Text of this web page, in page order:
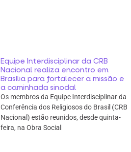
Equipe Interdisciplinar da CRB
Nacional realiza encontro em
Brasília para fortalecer a missão e
a caminhada sinodal
Os membros da Equipe Interdisciplinar da
Conferência dos Religiosos do Brasil (CRB
Nacional) estão reunidos, desde quinta-
feira, na Obra Social